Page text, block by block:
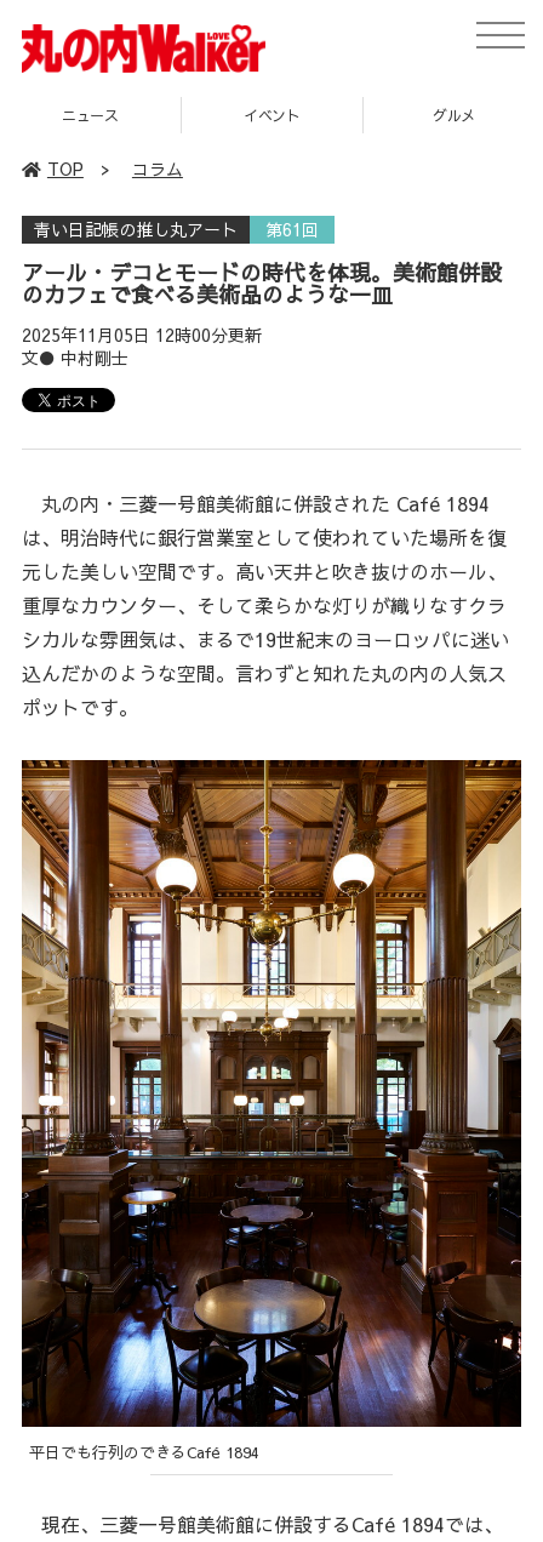
toggle
イベント グルメ スポット
TOP > コラム
青い日記帳の推し丸アート 第61回
アール・デコとモードの時代を体現。美術館併設
のカフェで食べる美術品のような一皿
2025年11月05日 12時00分更新
文● 中村剛士
丸の内・三菱一号館美術館に併設された Café 1894
は、明治時代に銀行営業室として使われていた場所を復
元した美しい空間です。高い天井と吹き抜けのホール、
重厚なカウンター、そして柔らかな灯りが織りなすクラ
シカルな雰囲気は、まるで19世紀末のヨーロッパに迷い
込んだかのような空間。言わずと知れた丸の内の人気ス
ポットです。
平日でも行列のできるCafé 1894
現在、三菱一号館美術館に併設するCafé 1894では、